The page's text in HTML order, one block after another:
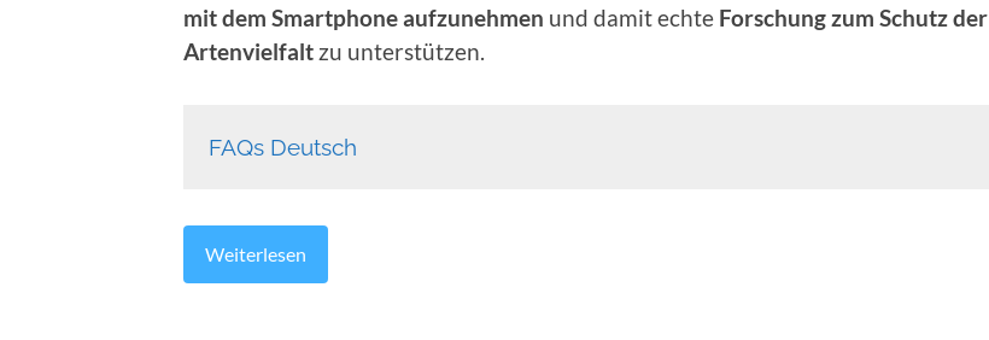
mit dem Smartphone aufzunehmen und damit echte Forschung zum Schutz der
Artenvielfalt zu unterstützen.
FAQs Deutsch
Weiterlesen